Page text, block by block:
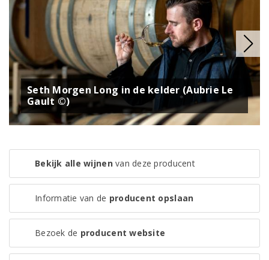
Seth Morgen Long in de kelder (Aubrie Le
Gault ©)
Bekijk alle wijnenvan deze producent
Informatie van de producent opslaan
Bezoek de producent website